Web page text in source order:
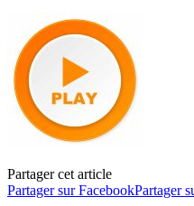
Partager cet article
Partager sur FacebookPartager